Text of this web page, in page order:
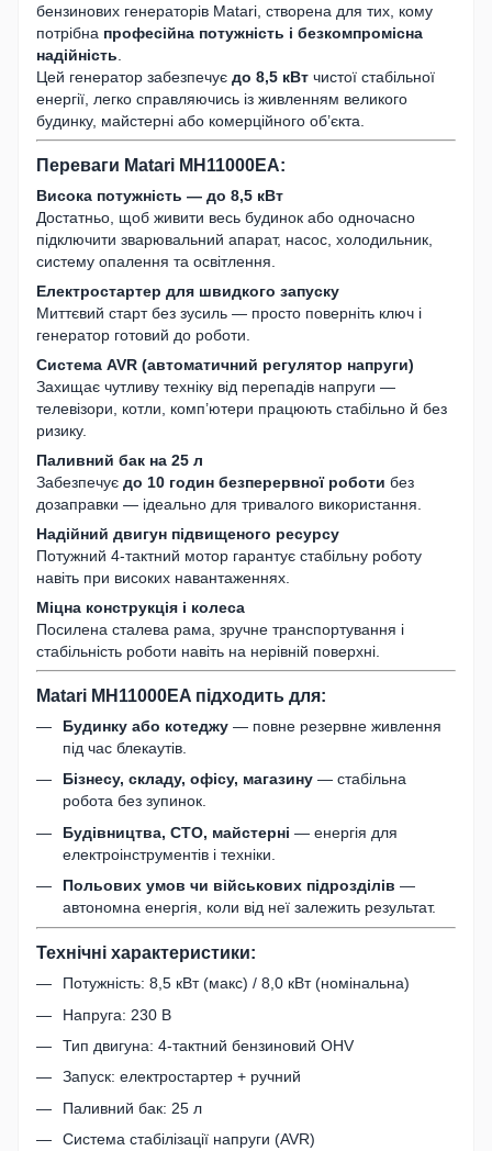
бензинових генераторів Matari, створена для тих, кому
потрібна професійна потужність і безкомпромісна
надійність
Цей генератор забезпечує до 8,5 кВт чистої стабільної
енергії, легко справляючись із живленням великого
будинку, майстерні або комерційного об’єкта.
Переваги Matari MH11000EA:
Висока потужність — до 8,5 кВт
Достатньо, щоб живити весь будинок або одночасно
підключити зварювальний апарат, насос, холодильник,
систему опалення та освітлення.
Електростартер для швидкого запуску
Миттєвий старт без зусиль — просто поверніть ключ і
генератор готовий до роботи.
Система AVR (автоматичний регулятор напруги)
Захищає чутливу техніку від перепадів напруги —
телевізори, котли, комп’ютери працюють стабільно й без
ризику.
Паливний бак на 25 л
Забезпечує до 10 годин безперервної роботи без
дозаправки — ідеально для тривалого використання.
Надійний двигун підвищеного ресурсу
Потужний 4-тактний мотор гарантує стабільну роботу
навіть при високих навантаженнях.
Міцна конструкція і колеса
Посилена сталева рама, зручне транспортування і
стабільність роботи навіть на нерівній поверхні.
Matari MH11000EA підходить для:
Будинку або котеджу — повне резервне живлення
під час блекаутів.
Бізнесу, складу, офісу, магазину — стабільна
робота без зупинок.
Будівництва, СТО, майстерні — енергія для
електроінструментів і техніки.
Польових умов чи військових підрозділів —
автономна енергія, коли від неї залежить результат.
Технічні характеристики:
Потужність: 8,5 кВт (макс) / 8,0 кВт (номінальна)
Напруга: 230 В
Тип двигуна: 4-тактний бензиновий OHV
Запуск: електростартер + ручний
Паливний бак: 25 л
Система стабілізації напруги (AVR)